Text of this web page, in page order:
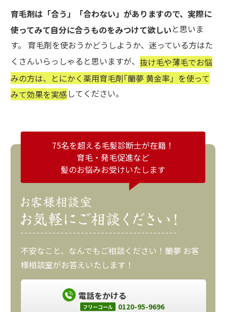
育毛剤は「合う」「合わない」がありますので、実際に
使ってみて自分に合うものをみつけて欲しいと思いま
す。 育毛剤を使おうかどうしようか、迷っている方はた
くさんいらっしゃると思いますが、 抜け毛や薄毛でお悩
みの方は、とにかく薬用育毛剤｢蘭夢 黄金率」を使って
みて効果を実感してください。
75名を超える毛髪診断士が在籍！
育毛・発毛促進など
髪のお悩みお受けいたします
不安なこと、なんでもご相談ください！蘭夢 お客
様相談室がお答えいたします！
電話をかける
フリーコール 0120-95-9696